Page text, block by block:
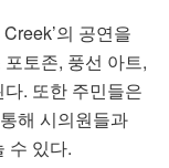
의 공연을
토존, 풍선 아트,
. 또한 주민들은
해 시의원들과
수 있다.